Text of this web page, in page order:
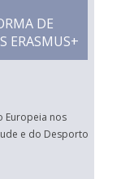
DE
ERASMUS+
Europeia nos
e do Desporto